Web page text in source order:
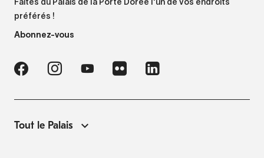
Faites du Palais de la Porte Dorée l'un de vos endroits
préférés !
Abonnez-vous
Tout le Palais